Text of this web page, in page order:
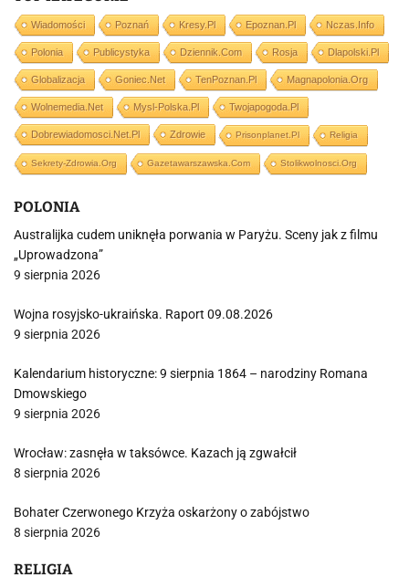
Wiadomości Poznań Kresy.pl Epoznan.pl Nczas.info
Polonia Publicystyka Dziennik.com Rosja Dlapolski.pl
Globalizacja Goniec.net TenPoznan.pl Magnapolonia.org
Wolnemedia.net Mysl-Polska.pl Twojapogoda.pl
Dobrewiadomosci.net.pl Zdrowie Prisonplanet.pl Religia
Sekrety-Zdrowia.org Gazetawarszawska.com Stolikwolnosci.org
POLONIA
Australijka cudem uniknęła porwania w Paryżu. Sceny jak z filmu
„Uprowadzona”
9 sierpnia 2026
Wojna rosyjsko-ukraińska. Raport 09.08.2026
9 sierpnia 2026
Kalendarium historyczne: 9 sierpnia 1864 – narodziny Romana
Dmowskiego
9 sierpnia 2026
Wrocław: zasnęła w taksówce. Kazach ją zgwałcił
8 sierpnia 2026
Bohater Czerwonego Krzyża oskarżony o zabójstwo
8 sierpnia 2026
RELIGIA